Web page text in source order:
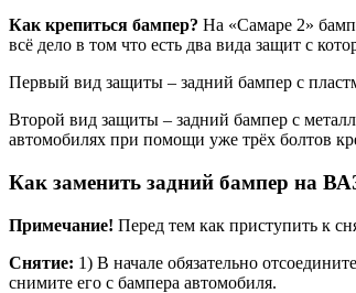
Как крепиться бампер? На «Самаре 2»
всё дело в том что есть два вида защит с
Первый вид защиты – задний бампер с
Второй вид защиты – задний бампер с
автомобилях при помощи уже трёх болтов
Как заменить задний бампер на
Примечание! Перед тем как приступить к
Снятие: 1) В начале обязательно
снимите его с бампера автомобиля.